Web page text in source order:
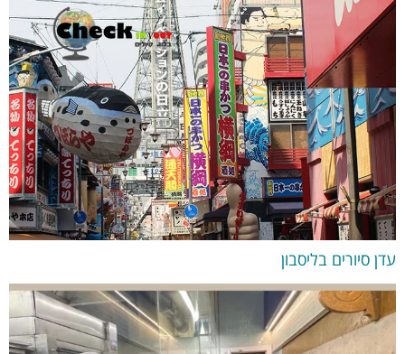
עדן סיורים בליסבון